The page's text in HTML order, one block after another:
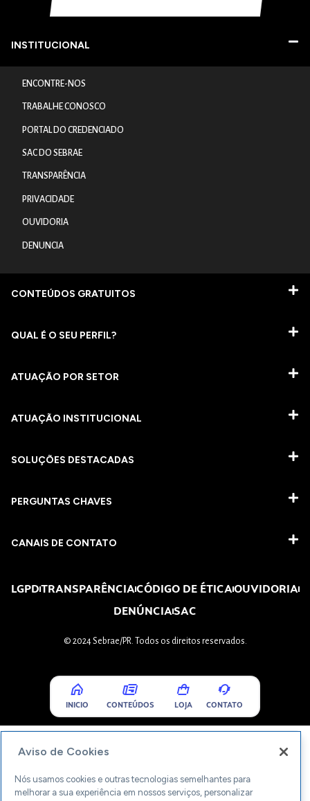
INSTITUCIONAL
ENCONTRE-NOS
TRABALHE CONOSCO
PORTAL DO CREDENCIADO
SAC DO SEBRAE
TRANSPARÊNCIA
PRIVACIDADE
OUVIDORIA
DENUNCIA
CONTEÚDOS GRATUITOS
QUAL É O SEU PERFIL?
ATUAÇÃO POR SETOR
ATUAÇÃO INSTITUCIONAL
SOLUÇÕES DESTACADAS
PERGUNTAS CHAVES​
CANAIS DE CONTATO
LGPDTRANSPARÊNCIACÓDIGO DE ÉTICAOUVIDORIA
DENÚNCIASAC
© 2024 Sebrae/PR. Todos os direitos reservados.
INICIO CONTEÚDOS LOJA CONTATO
Aviso de Cookies
Nós usamos cookies e outras tecnologias semelhantes para
melhorar a sua experiência em nossos serviços, personalizar